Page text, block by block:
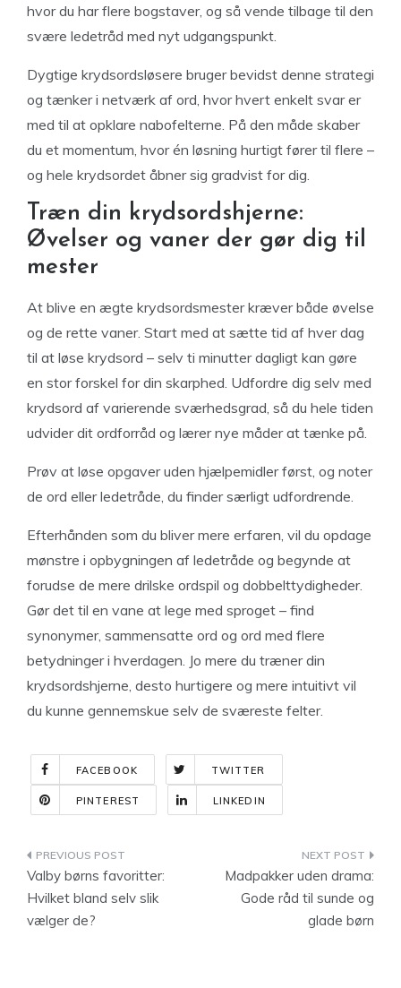
hvor du har flere bogstaver, og så vende tilbage til den
svære ledetråd med nyt udgangspunkt.
Dygtige krydsordsløsere bruger bevidst denne strategi
og tænker i netværk af ord, hvor hvert enkelt svar er
med til at opklare nabofelterne. På den måde skaber
du et momentum, hvor én løsning hurtigt fører til flere –
og hele krydsordet åbner sig gradvist for dig.
Træn din krydsordshjerne:
Øvelser og vaner der gør dig til
mester
At blive en ægte krydsordsmester kræver både øvelse
og de rette vaner. Start med at sætte tid af hver dag
til at løse krydsord – selv ti minutter dagligt kan gøre
en stor forskel for din skarphed. Udfordre dig selv med
krydsord af varierende sværhedsgrad, så du hele tiden
udvider dit ordforråd og lærer nye måder at tænke på.
Prøv at løse opgaver uden hjælpemidler først, og noter
de ord eller ledetråde, du finder særligt udfordrende.
Efterhånden som du bliver mere erfaren, vil du opdage
mønstre i opbygningen af ledetråde og begynde at
forudse de mere drilske ordspil og dobbelttydigheder.
Gør det til en vane at lege med sproget – find
synonymer, sammensatte ord og ord med flere
betydninger i hverdagen. Jo mere du træner din
krydsordshjerne, desto hurtigere og mere intuitivt vil
du kunne gennemskue selv de sværeste felter.
FACEBOOK TWITTER
PINTEREST LINKEDIN
Indlægsnavigation
Valby børns favoritter:
Hvilket bland selv slik
vælger de?
Madpakker uden drama:
Gode råd til sunde og
glade børn